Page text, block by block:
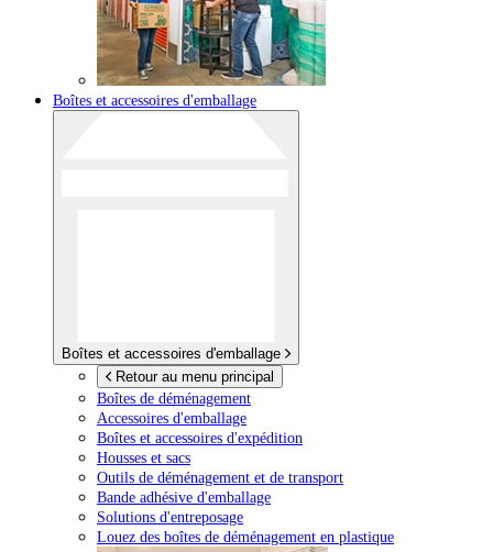
Boîtes et accessoires d'emballage
Boîtes et accessoires d'emballage
Retour au menu principal
Boîtes de déménagement
Accessoires d'emballage
Boîtes et accessoires d'expédition
Housses et sacs
Outils de déménagement et de transport
Bande adhésive d'emballage
Solutions d'entreposage
Louez des boîtes de déménagement en plastique